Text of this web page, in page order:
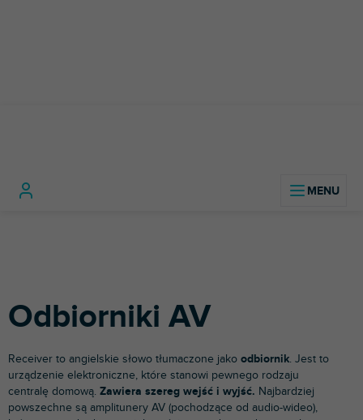
Odbiorniki AV
Receiver to angielskie słowo tłumaczone jako odbiornik. Jest to
urządzenie elektroniczne, które stanowi pewnego rodzaju
centralę domową. Zawiera szereg wejść i wyjść. Najbardziej
powszechne są amplitunery AV (pochodzące od audio-wideo),